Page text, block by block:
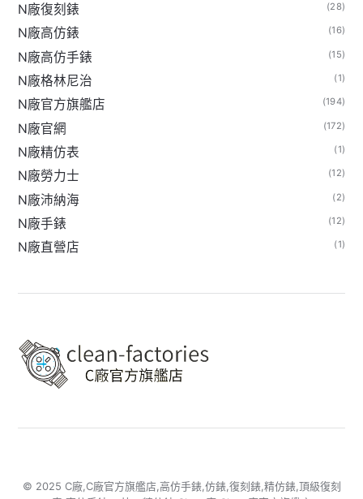
N廠復刻錶 (28)
N廠高仿錶 (16)
N廠高仿手錶 (15)
N廠格林尼治 (1)
N廠官方旗艦店 (194)
N廠官網 (172)
N廠精仿表 (1)
N廠勞力士 (12)
N廠沛納海 (2)
N廠手錶 (12)
N廠直營店 (1)
© 2025 C廠,C廠官方旗艦店,高仿手錶,仿錶,復刻錶,精仿錶,頂級復刻